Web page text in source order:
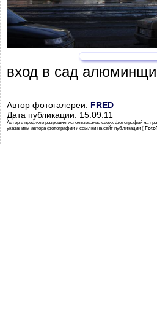
вход в сад
Автор фотогалереи: FRED
Дата публикации: 15.09.11
Автор в профиле разрешил использование своих фотографий на
указанием автора фотографии и ссылки на сайт публикации (